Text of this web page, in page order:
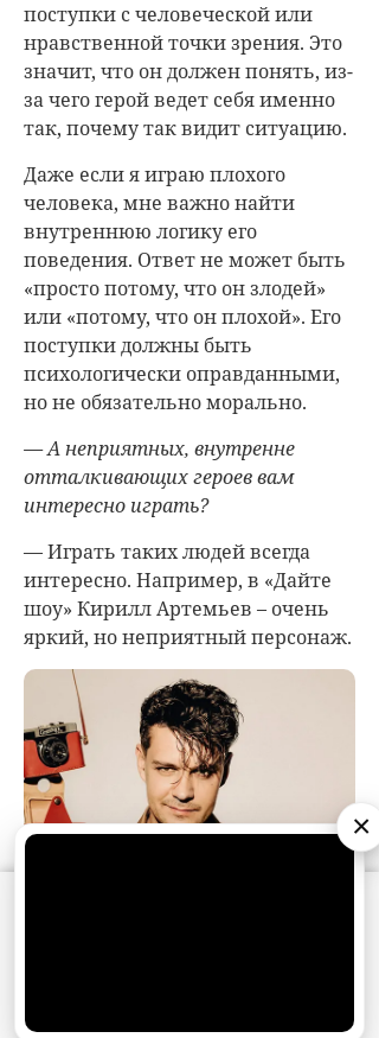
поступки с человеческой или
нравственной точки зрения. Это
значит, что он должен понять, из-
за чего герой ведет себя именно
так, почему так видит ситуацию.
Даже если я играю плохого
человека, мне важно найти
внутреннюю логику его
поведения. Ответ не может быть
«просто потому, что он злодей»
или «потому, что он плохой». Его
поступки должны быть
психологически оправданными,
но не обязательно морально.
— А неприятных, внутренне
отталкивающих героев вам
интересно играть?
— Играть таких людей всегда
интересно. Например, в «Дайте
шоу» Кирилл Артемьев – очень
яркий, но неприятный персонаж.
×